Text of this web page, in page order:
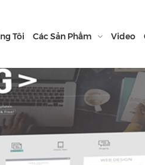
Tôi Các Sản Phẩm Video